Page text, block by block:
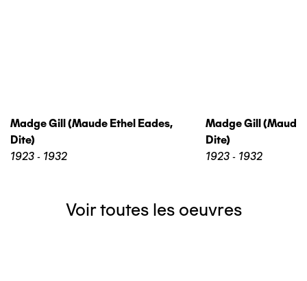
Madge Gill (maude Ethel Eades,
Dite)
1923 - 1932
Madge Gill (maude
Dite)
1923 - 1932
Voir toutes les oeuvres